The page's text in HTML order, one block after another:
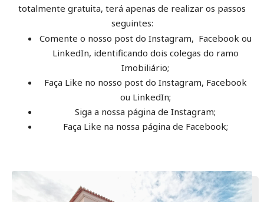
totalmente gratuita, terá apenas de realizar os passos
seguintes:
Comente o nosso post do Instagram, Facebook ou
LinkedIn, identificando dois colegas do ramo
Imobiliário;
Faça Like no nosso post do Instagram, Facebook
ou LinkedIn;
Siga a nossa página de Instagram;
Faça Like na nossa página de Facebook;